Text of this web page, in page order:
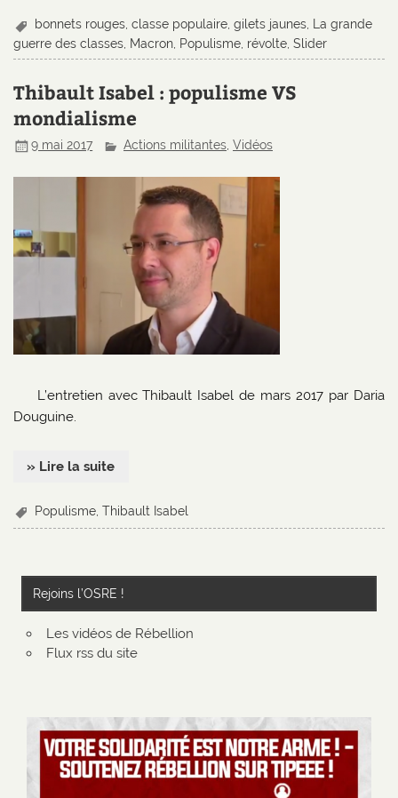
bonnets rouges,classe populaire,gilets jaunes, La grande
guerre des classes Macron Populisme révolte ,Slider
Thibault Isabel : populisme VS
mondialisme
9 mai 2017 Actions militantes ,Vidéos
L’entretien avec Thibault Isabel de mars 2017 par Daria
Douguine.
» Lire la suite
Populisme ,Thibault Isabel
Rejoins l’OSRE !
Les vidéos de Rébellion
Flux rss du site